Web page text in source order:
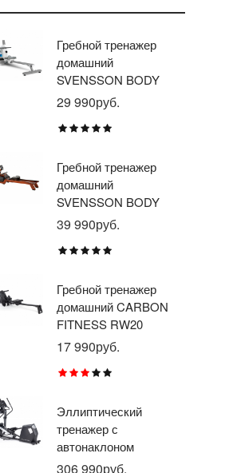
Гребной тренажер
домашний
SVENSSON BODY
LABS WHEELO
29 990руб.
Гребной тренажер
домашний
SVENSSON BODY
LABS WAVERUN
39 990руб.
Гребной тренажер
домашний CARBON
FITNESS RW20
17 990руб.
Эллиптический
тренажер с
автонаклоном
профессиональный
306 990руб.